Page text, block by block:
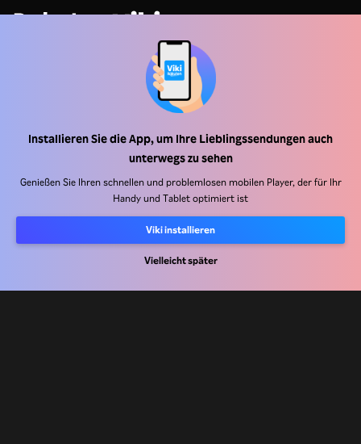
Installieren Sie die App, um Ihre Lieblingssendungen auch
unterwegs zu sehen
Genießen Sie Ihren schnellen und problemlosen mobilen Player, der für Ihr
Handy und Tablet optimiert ist
Viki installieren
Vielleicht später
Hilfe Center
Arbeiten Sie mit uns zusammen
Pressezentrum
Nutzungsbedingungen